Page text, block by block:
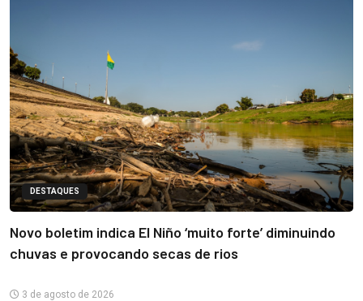
DESTAQUES
Novo boletim indica El Niño ‘muito forte’ diminuindo
chuvas e provocando secas de rios
3 de agosto de 2026